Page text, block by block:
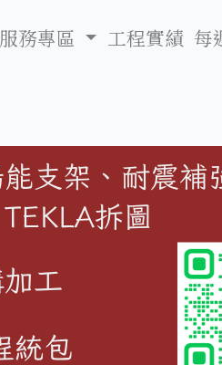
服務專區 工程實績 每